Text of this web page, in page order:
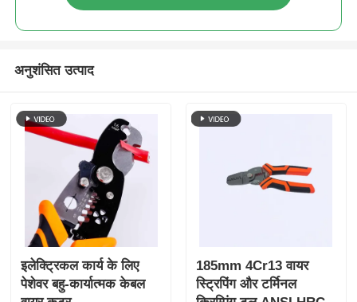
होम
उत्पाद
वीडियो
अनुशंसित उत्पाद
इलेक्ट्रिकल कार्य के लिए
पेशेवर बहु-कार्यात्मक केबल
185mm 4Cr13 वायर
स्ट्रिपिंग और टर्मिनल